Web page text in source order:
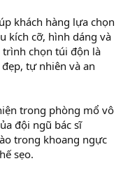
khách hàng lựa chọn
kích cỡ, hình dáng và
trình chọn túi độn là
tự nhiên và an
trong phòng mổ vô
đội ngũ bác sĩ
trong khoang ngực
sẹo.